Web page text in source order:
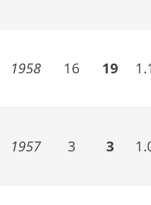
1958 16 19
1957 3 3